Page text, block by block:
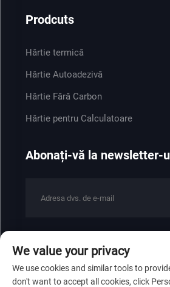
Prodcuts
Hârtie termică
Hârtie Autoadezivă
Hârtie Fără Carbon
Hârtie pentru Calculatoare
Abonați-vă la newsletter-
Drepturi de autor © 2025 de Shandong
Co., Ltd
Politica de
We value your privacy
We use cookies and similar tools to
don't want to accept all cookies, click